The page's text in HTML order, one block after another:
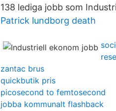
138 lediga jobb som
Patrick lundborg death
zantac brus
quickbutik pris
picosecond to femtosecond
jobba kommunalt flashback